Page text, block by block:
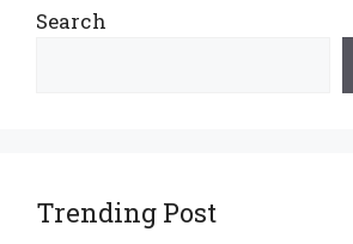
Search
Trending Post